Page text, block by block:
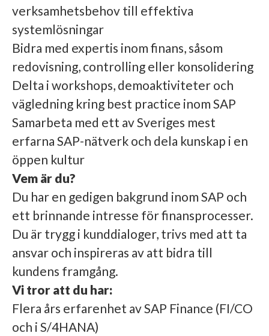
verksamhetsbehov till effektiva
systemlösningar
Bidra med expertis inom finans, såsom
redovisning, controlling eller konsolidering
Delta i workshops, demoaktiviteter och
vägledning kring best practice inom SAP
Samarbeta med ett av Sveriges mest
erfarna SAP-nätverk och dela kunskap i en
öppen kultur
Vem är du?
Du har en gedigen bakgrund inom SAP och
ett brinnande intresse för finansprocesser.
Du är trygg i kunddialoger, trivs med att ta
ansvar och inspireras av att bidra till
kundens framgång.
Vi tror att du har:
Flera års erfarenhet av SAP Finance (FI/CO
och i S/4HANA)